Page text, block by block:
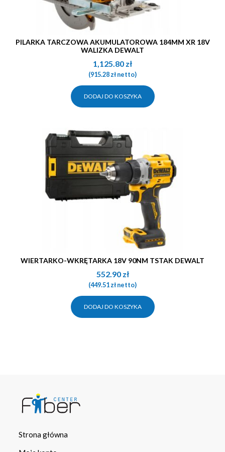
PILARKA TARCZOWA AKUMULATOROWA 184MM XR 18V
WALIZKA DEWALT
1,125.80 zł
(915.28złnetto)
DODAJ DO KOSZYKA
WIERTARKO-WKRĘTARKA 18V 90NM TSTAK DEWALT
552.90 zł
(449.51złnetto)
DODAJ DO KOSZYKA
Strona główna